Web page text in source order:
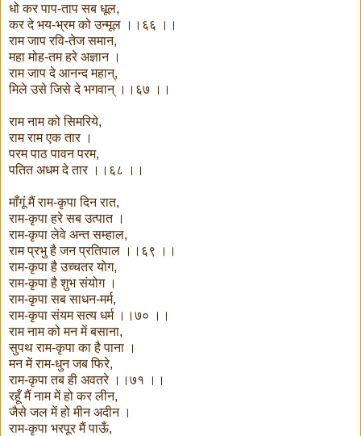
धो कर पाप-ताप सब धूल,
कर दे भय-भ्रम को उन्मूल ।।६६ ।।
राम जाप रवि-तेज समान,
महा मोह-तम हरे अज्ञान ।
राम जाप दे आनन्द महान्,
मिले उसे जिसे दे भगवान् ।।६७ ।।
राम नाम को सिमरिये,
राम राम एक तार ।
परम पाठ पावन परम,
पतित अधम दे तार ।।६८ ।।
माँगूं मैं राम-कृपा दिन रात,
राम-कृपा हरे सब उत्पात ।
राम-कृपा लेवे अन्त सम्हाल,
राम प्रभु है जन प्रतिपाल ।।६९ ।।
राम-कृपा है उच्चतर योग,
राम-कृपा है शुभ संयोग ।
राम-कृपा सब साधन-मर्म,
राम-कृपा संयम सत्य धर्म ।।७० ।।
राम नाम को मन में बसाना,
सुपथ राम-कृपा का है पाना ।
मन में राम-धुन जब फिरे,
राम-कृपा तब ही अवतरे ।।७१ ।।
रहूँ मैं नाम में हो कर लीन,
जैसे जल में हो मीन अदीन ।
राम-कृपा भरपूर मैं पाऊँ,